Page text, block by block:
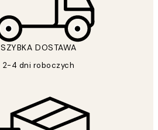
SZYBKA DOSTAWA
2-4 dni roboczych